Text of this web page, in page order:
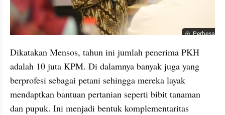
Perbesar
Dikatakan Mensos, tahun ini jumlah penerima PKH
adalah 10 juta KPM. Di dalamnya banyak juga yang
berprofesi sebagai petani sehingga mereka layak
mendaptkan bantuan pertanian seperti bibit tanaman
dan pupuk. Ini menjadi bentuk komplementaritas